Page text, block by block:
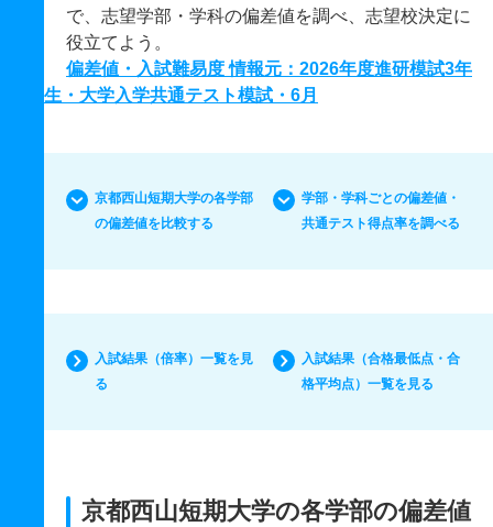
で、志望学部・学科の偏差値を調べ、志望校決定に
役立てよう。
偏差値・入試難易度 情報元：2026年度進研模試3年
生・大学入学共通テスト模試・6月
京都西山短期大学の各学部
の偏差値を比較する
学部・学科ごとの偏差値・
共通テスト得点率を調べる
入試結果（倍率）一覧を見
る
入試結果（合格最低点・合
格平均点）一覧を見る
京都西山短期大学の各学部の偏差値